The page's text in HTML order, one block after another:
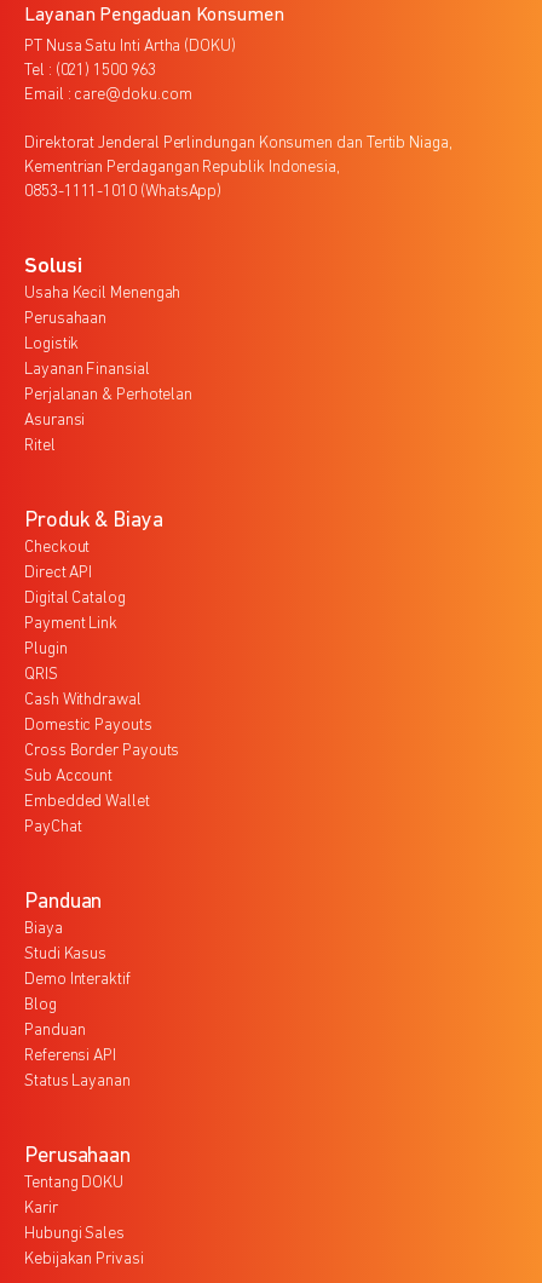
Layanan Pengaduan Konsumen
PT Nusa Satu Inti Artha (DOKU)
Tel : (021) 1500 963
Email : care@doku.com
Direktorat Jenderal Perlindungan Konsumen dan Tertib Niaga,
Kementrian Perdagangan Republik Indonesia,
0853-1111-1010 (WhatsApp)
Solusi
Usaha Kecil Menengah
Perusahaan
Logistik
Layanan Finansial
Perjalanan & Perhotelan
Asuransi
Ritel
Produk & Biaya
Checkout
Direct API
Digital Catalog
Payment Link
Plugin
QRIS
Cash Withdrawal
Domestic Payouts
Cross Border Payouts
Sub Account
Embedded Wallet
PayChat
Panduan
Biaya
Studi Kasus
Demo Interaktif
Blog
Panduan
Referensi API
Status Layanan
Perusahaan
Tentang DOKU
Karir
Hubungi Sales
Kebijakan Privasi